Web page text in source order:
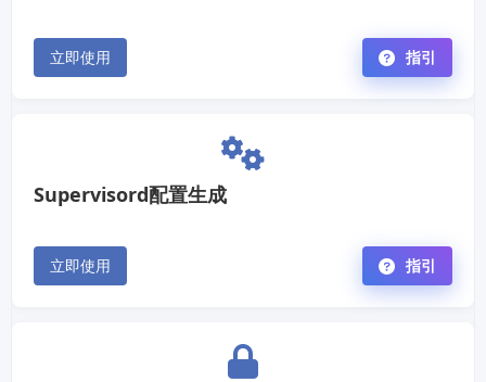
立即使用 指引
Supervisord配置生成
立即使用 指引